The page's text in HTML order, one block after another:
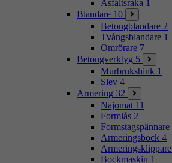
Asfaltsraka 1
Blandare 10
Betongblandare 2
Tvångsblandare 1
Omrörare 7
Betongverktyg 5
Murbrukshink 1
Slev 4
Armering 32
Najomat 11
Formlås 2
Formstagspännare
Armeringsbock 4
Armeringsklippare
Bockmaskin 1